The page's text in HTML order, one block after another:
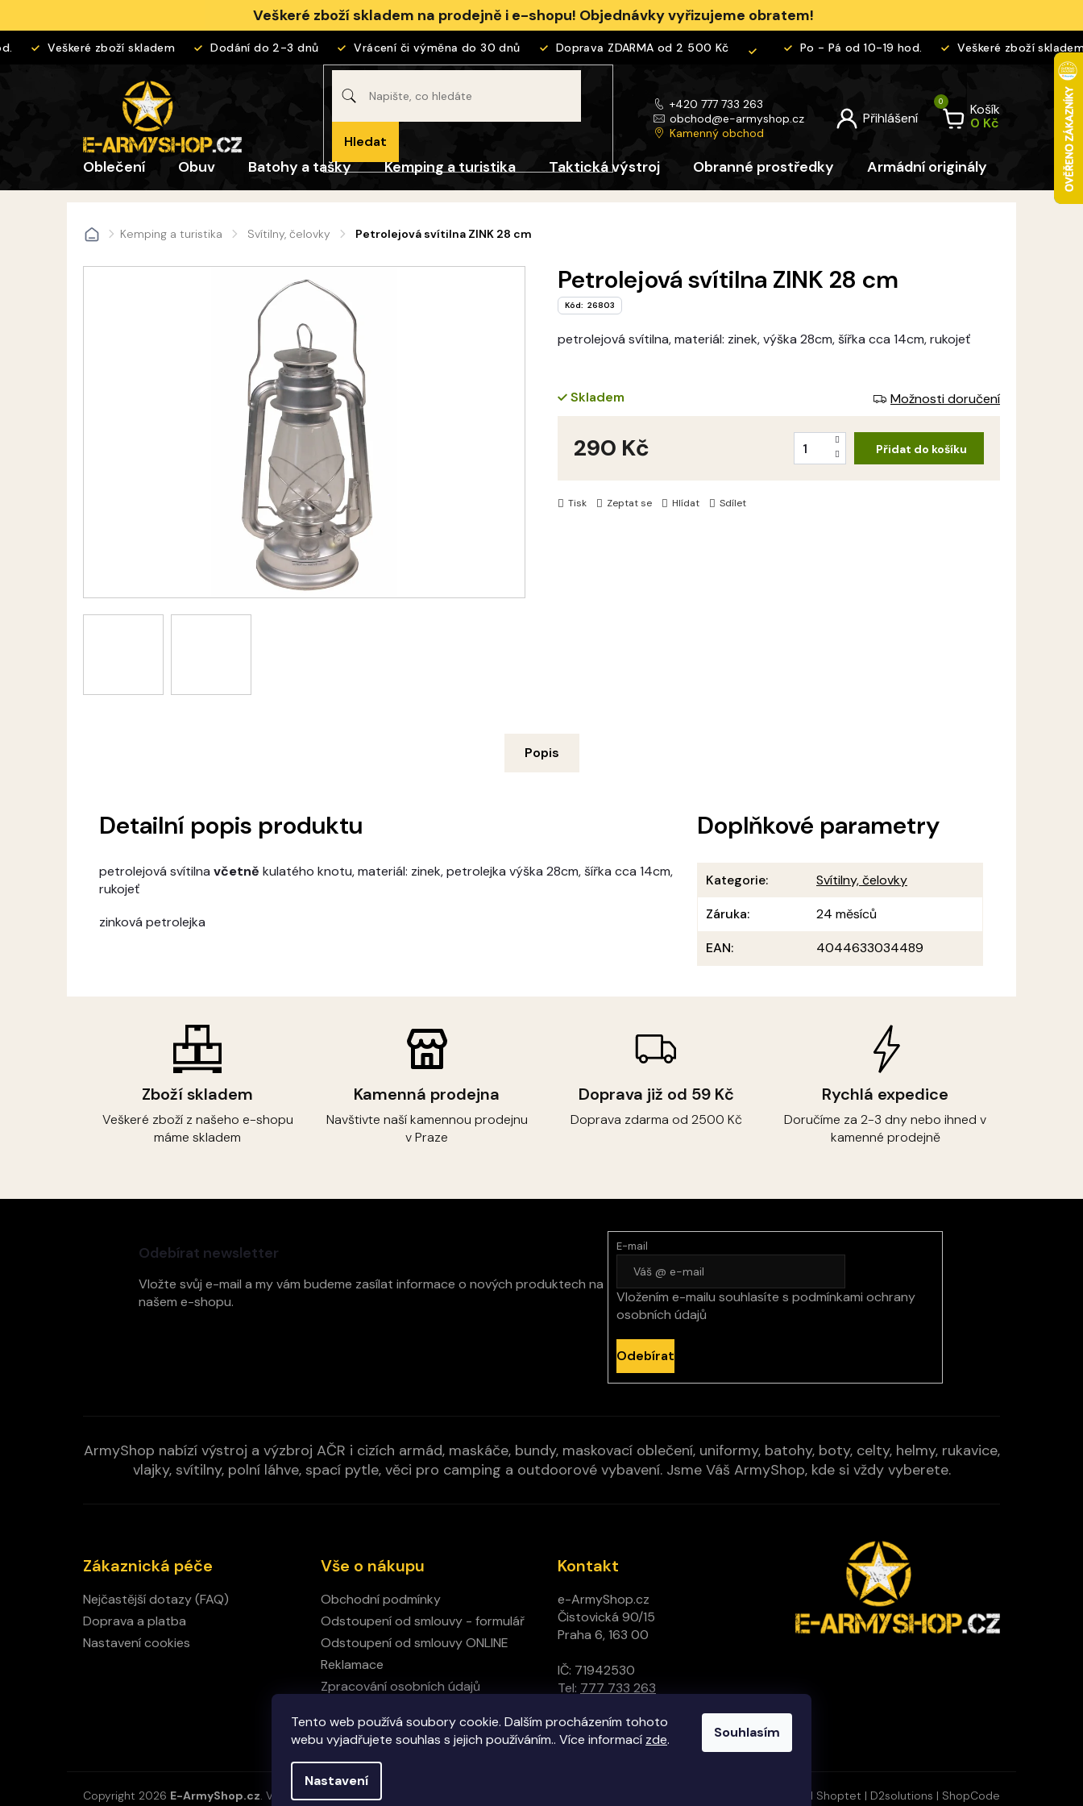
Tento web používá soubory cookie. Dalším procházením tohoto
webu vyjadřujete souhlas s jejich používáním.. Více informací zde.
Nastavení
Souhlasím
obsah
Veškeré zboží skladem na prodejně i e-shopu! Objednávky vyřizujeme obratem!
Veškeré zboží skladem Dodání do 2-3 dnů Vrácení či výměna do 30 dnů Doprava ZDARMA od 2 500 Kč Po - Pá od 10-19 hod. Veškeré zboží skladem
Hledat
+420 777 733 263
obchod@e-armyshop.cz
Kamenný obchod
Košík
Oblečení Obuv Batohy a tašky Kemping a turistika Taktická výstroj Obranné prostředky Armádní originály Pro děti
DomůKemping a turistika Svítilny, čelovky Petrolejová svítilna ZINK 28 cm
petrolejová svítilna, materiál: zinek, výška 28cm, šířka cca 14cm, rukojeť
Tisk Zeptat se Hlídat Sdílet
Petrolejová svítilna ZINK 28 cm
Kód: 26803
Skladem Možnosti doručení
290 Kč Přidat do košíku
Zboží skladem
Veškeré zboží z našeho e-shopu
máme skladem
Kamenná prodejna
Navštivte naší kamennou prodejnu
v Praze
Doprava již od 59 Kč
Doprava zdarma od 2500 Kč
Rychlá expedice
Doručíme za 2-3 dny nebo ihned v
kamenné prodejně
Popis
Detailní popis produktu
petrolejová svítilna včetně kulatého knotu, materiál: zinek, petrolejka výška 28cm, šířka cca 14cm,
rukojeť
zinková petrolejka
Doplňkové parametry
Kategorie:
Svítilny, čelovky
Záruka:
24 měsíců
EAN: 4044633034489
Odebírat newsletter
Vložte svůj e-mail a my vám budeme zasílat informace o nových produktech na
našem e-shopu.
E-mail
Vložením e-mailu souhlasíte s podmínkami ochrany
osobních údajů
Odebírat
ArmyShop nabízí výstroj a výzbroj AČR i cizích armád, maskáče, bundy, maskovací oblečení, uniformy, batohy, boty, celty, helmy, rukavice,
vlajky, svítilny, polní láhve, spací pytle, věci pro camping a outdoorové vybavení. Jsme Váš ArmyShop, kde si vždy vyberete.
Zákaznická péče
Nejčastější dotazy (FAQ)
Doprava a platba
Nastavení cookies
Vše o nákupu
Obchodní podmínky
Odstoupení od smlouvy - formulář
Odstoupení od smlouvy ONLINE
Reklamace
Zpracování osobních údajů
Kontakt
Kontakt
e-ArmyShop.cz
Čistovická 90/15
Praha 6, 163 00
IČ: 71942530
Tel: 777 733 263
Vytvořil Shoptet | D2solutions | ShopCode
Copyright 2026 E-ArmyShop.cz. Všechna práva vyhrazena.